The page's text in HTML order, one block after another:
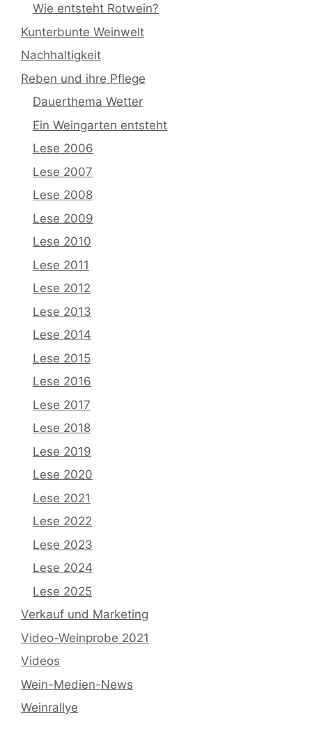
Wie entsteht Rotwein?
Kunterbunte Weinwelt
Nachhaltigkeit
Reben und ihre Pflege
Dauerthema Wetter
Ein Weingarten entsteht
Lese 2006
Lese 2007
Lese 2008
Lese 2009
Lese 2010
Lese 2011
Lese 2012
Lese 2013
Lese 2014
Lese 2015
Lese 2016
Lese 2017
Lese 2018
Lese 2019
Lese 2020
Lese 2021
Lese 2022
Lese 2023
Lese 2024
Lese 2025
Verkauf und Marketing
Video-Weinprobe 2021
Videos
Wein-Medien-News
Weinrallye